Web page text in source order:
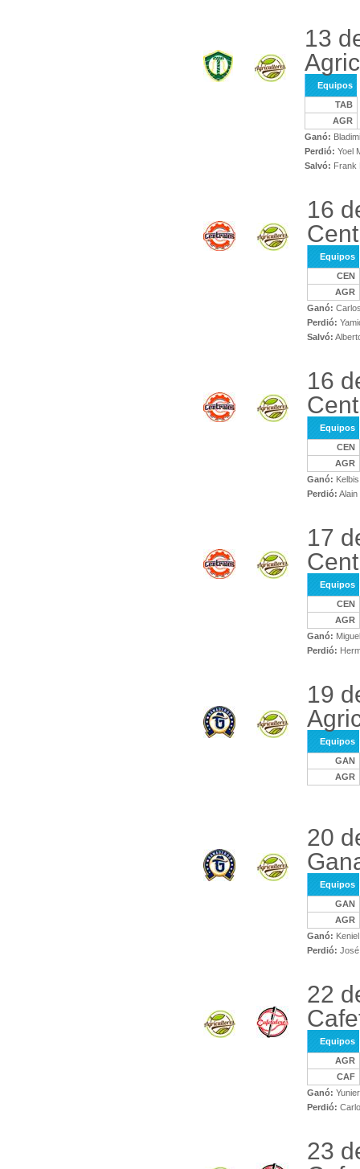
13
Equipos
TAB
AGR
Ganó:
Perdió: Yoel
Salvó: Frank
16
Equipos
CEN
AGR
Ganó:
Perdió:
Salvó:
16
Equipos
CEN
AGR
Ganó:
Perdió:
17
Equipos
CEN
AGR
Ganó:
Perdió:
19
Equipos
GAN
AGR
20
Equipos
GAN
AGR
Ganó:
Perdió:
22
Equipos
AGR
CAF
Ganó:
Perdió:
23